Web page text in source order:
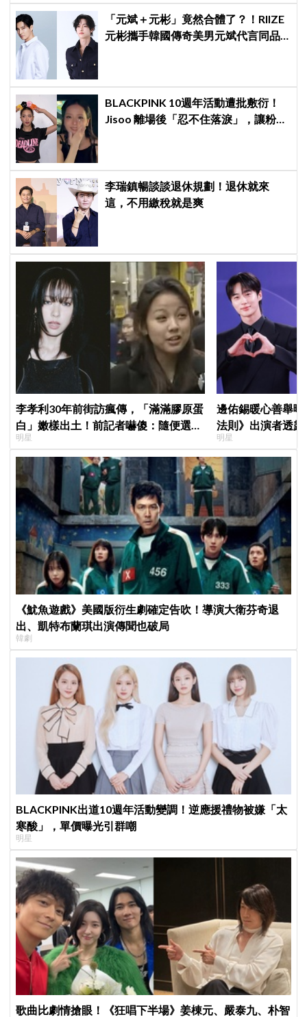
「元斌＋元彬」竟然合體了？！RIIZE
元彬攜手韓國傳奇美男元斌代言同品
BLACKPINK 10週年活動遭批敷衍！
Jisoo 離場後「忍不住落淚」，讓粉絲
李瑞鎮暢談談退休規劃！退休就來
這，不用繳稅就是爽
李孝利30年前街訪瘋傳，「滿滿膠原蛋
白」嫩樣出土！前記者嚇傻：隨便選到
傳奇
明星
邊佑錫暖心善舉
法則》出演者透
患者順利完成治療
明星
《魷魚遊戲》美國版衍生劇確定告吹！導演大衛芬奇退
出、凱特布蘭琪出演傳聞也破局
韓劇
BLACKPINK出道10週年活動變調！逆應援禮物被嫌「太
寒酸」，單價曝光引群嘲
明星
歌曲比劇情搶眼！《狂唱下半場》姜棟元、嚴泰九、朴智